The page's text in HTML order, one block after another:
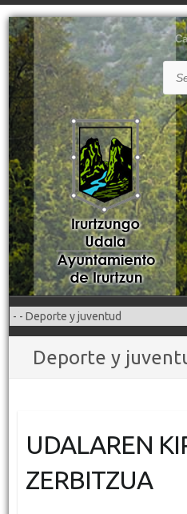
Deporte y
UDALAREN
ZERBITZUA